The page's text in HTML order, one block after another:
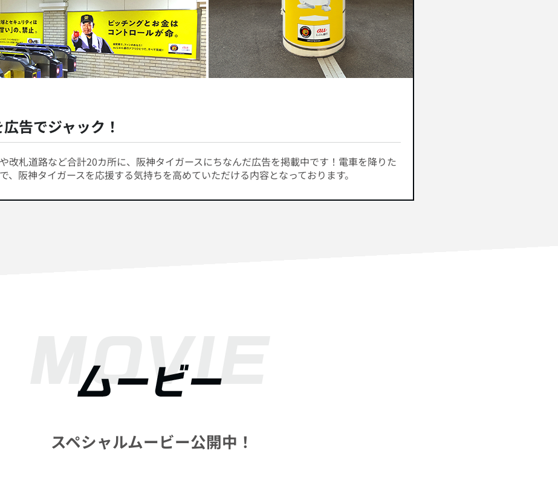
告でジャック！
改札道路など合計20カ所に、阪神タイガースにちなんだ広告を掲載中です！電車を降りた
、阪神タイガースを応援する気持ちを高めていただける内容となっております。
スペシャルムービー公開中！